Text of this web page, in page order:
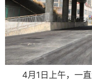
4月1日上午，一直